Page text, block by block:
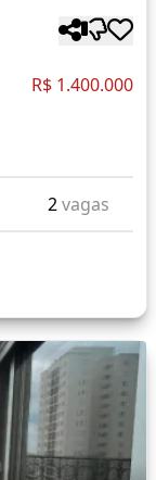
R$ 1.400.000
2vagas